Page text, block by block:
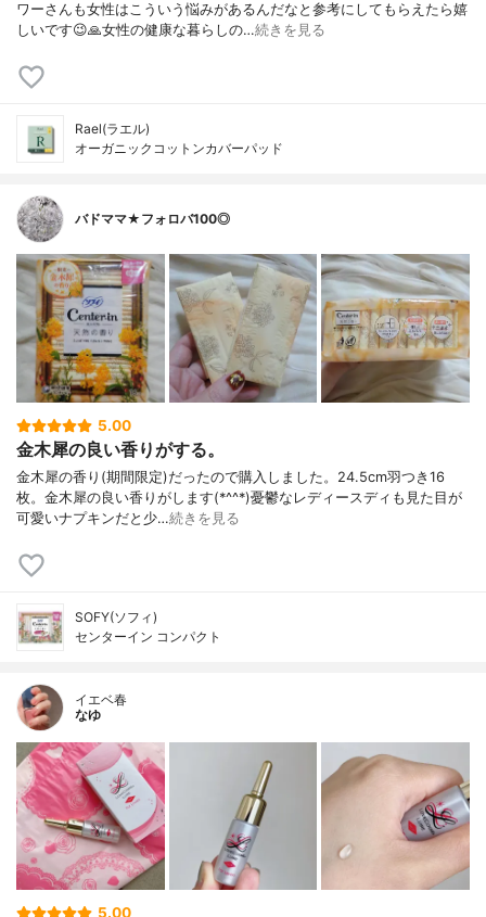
ワーさんも女性はこういう悩みがあるんだなと参考にしてもらえたら嬉
しいです😉🙏女性の健康な暮らしの…続きを見る
Rael(ラエル)
オーガニックコットンカバーパッド
バドママ★フォロバ100◎
5.00
金木犀の良い香りがする。
金木犀の香り(期間限定)だったので購入しました。24.5cm羽つき16
枚。金木犀の良い香りがします(*^^*)憂鬱なレディースディも見た目が
可愛いナプキンだと少…続きを見る
SOFY(ソフィ)
センターイン コンパクト
イエベ春
なゆ
5.00